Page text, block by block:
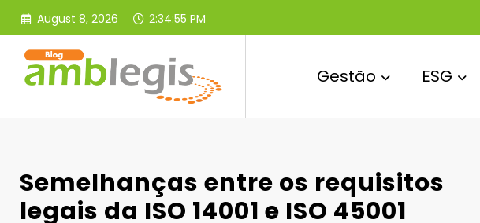
Skip
content
August 8, 2026 2:34:56 PM
Gestão ESG
Semelhanças entre os requisitos
legais da ISO 14001 e ISO 45001